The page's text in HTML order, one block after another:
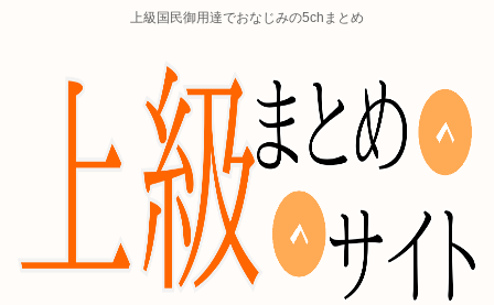
上級国民御用達でおなじみの5chまとめ